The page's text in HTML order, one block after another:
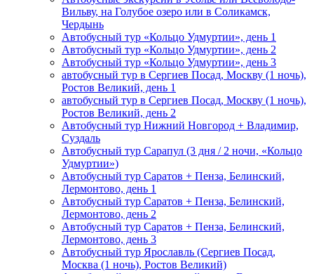
Вильву, на Голубое озеро или в Соликамск,
Чердынь
Автобусный тур «Кольцо Удмуртии», день 1
Автобусный тур «Кольцо Удмуртии», день 2
Автобусный тур «Кольцо Удмуртии», день 3
автобусный тур в Сергиев Посад, Москву (1 ночь),
Ростов Великий, день 1
автобусный тур в Сергиев Посад, Москву (1 ночь),
Ростов Великий, день 2
Автобусный тур Нижний Новгород + Владимир,
Суздаль
Автобусный тур Сарапул (3 дня / 2 ночи, «Кольцо
Удмуртии»)
Автобусный тур Саратов + Пенза, Белинский,
Лермонтово, день 1
Автобусный тур Саратов + Пенза, Белинский,
Лермонтово, день 2
Автобусный тур Саратов + Пенза, Белинский,
Лермонтово, день 3
Автобусный тур Ярославль (Сергиев Посад,
Москва (1 ночь), Ростов Великий)